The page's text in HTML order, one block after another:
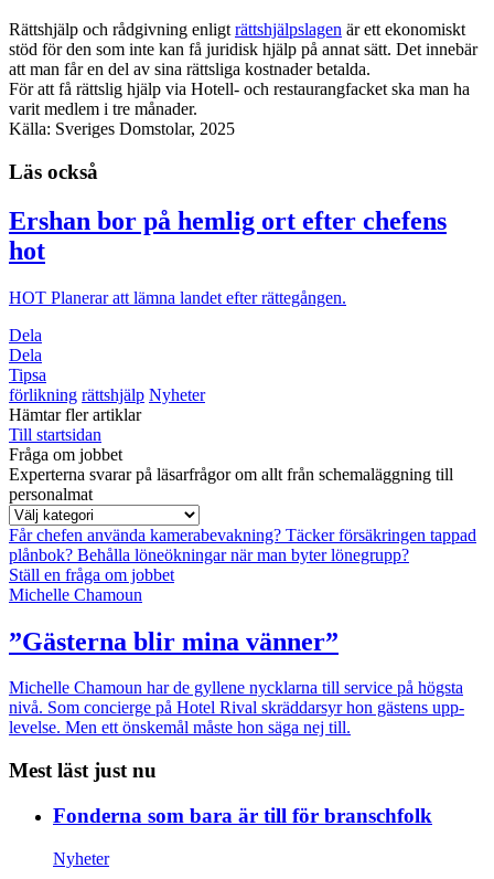
Rättshjälp och rådgivning enligt rättshjälpslagen är ett ekonomiskt
stöd för den som inte kan få juridisk hjälp på annat sätt. Det innebär
att man får en del av sina rättsliga kostnader betalda.
För att få rättslig hjälp via Hotell- och restaurangfacket ska man ha
varit medlem i tre månader.
Källa: Sveriges Domstolar, 2025
Läs också
Ershan bor på hemlig ort efter chefens
hot
HOT Planerar att lämna landet efter rättegången.
Dela
Dela
Tipsa
förlikning rättshjälp Nyheter
Hämtar fler artiklar
Till startsidan
Fråga om jobbet
Experterna svarar på läsarfrågor om allt från schemaläggning till
personalmat
Får chefen använda kamerabevakning? Täcker försäkringen tappad
plånbok? Behålla löneökningar när man byter lönegrupp?
Ställ en fråga om jobbet
Michelle Chamoun
”Gästerna blir mina vänner”
Michelle Chamoun har de gyllene nycklarna till service på högsta
nivå. Som concierge på Hotel Rival skräddarsyr hon gästens upp­
levelse. Men ett önskemål måste hon säga nej till.
Mest läst just nu
Fonderna som bara är till för branschfolk
Nyheter